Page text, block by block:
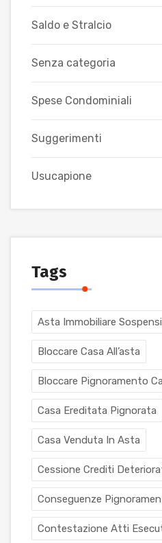
Saldo e Stralcio
Senza categoria
Spese Condominiali
Suggerimenti
Usucapione
Tags
Asta Immobiliare
Bloccare Casa All’asta
Bloccare Pignoramento
Casa Ereditata Pignorata
Casa Venduta In Asta
Cessione Crediti
Conseguenze
Contestazione Atti